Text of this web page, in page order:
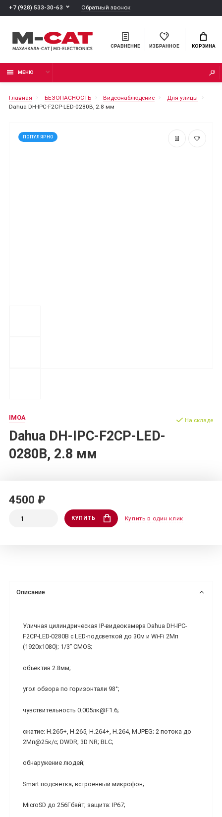
+7 (928) 533-30-63 Обратный звонок
СРАВНЕНИЕ ИЗБРАННОЕ КОРЗИНА
МЕНЮ
Главная БЕЗОПАСНОСТЬ Видеонаблюдение
Для улицы
Dahua DH-IPC-F2CP-LED-0280B, 2.8 мм
ПОПУЛЯРНО
IMOA
Dahua DH-IPC-F2CP-LED-
0280B, 2.8 мм
На складе
4500 ₽
КУПИТЬ Купить в один клик
Описание
Уличная цилиндрическая IP-видеокамера Dahua DH-IPC-
F2CP-LED-0280B с LED-подсветкой до 30м и Wi-Fi 2Мп
(1920x1080); 1/3” CMOS;
объектив 2.8мм;
угол обзора по горизонтали 98°;
чувствительность 0.005лк@F1.6;
сжатие: H.265+, H.265, H.264+, H.264, MJPEG; 2 потока до
2Мп@25к/с; DWDR; 3D NR; BLC;
обнаружение людей;
Smart подсветка; встроенный микрофон;
MicroSD до 256Гбайт; защита: IP67;